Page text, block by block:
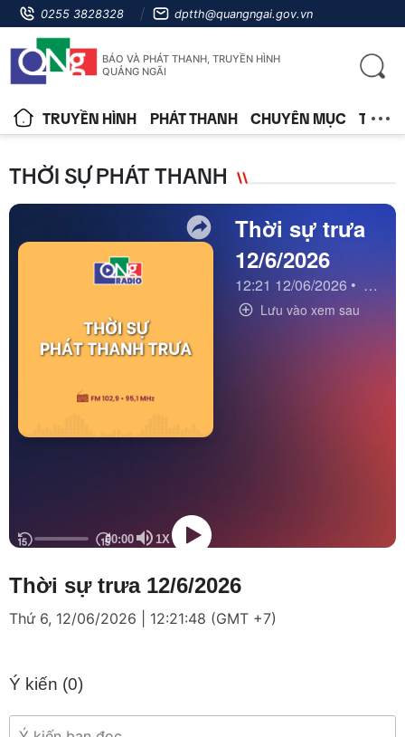
0255 3828328 dptth@quangngai.gov.vn
BÁO VÀ PHÁT THANH, TRUYỀN HÌNH
QUẢNG NGÃI
TRUYỀN HÌNH PHÁT THANH CHUYÊN MỤC TIN
THỜI SỰ PHÁT THANH
Thời sự trưa 12/6/2026
Thứ 6, 12/06/2026 | 12:21:48 (GMT +7)
Ý kiến (0)